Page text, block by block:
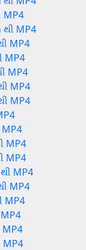
MP4
MP4
MP4
MP4
MP4
MP4
MP4
MP4
MP4
MP4
MP4
MP4
MP4
MP4